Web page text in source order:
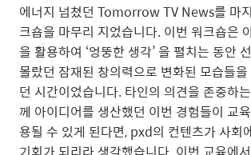
에너지 넘쳤던 Tomorrow TV News를 마
크숍을 마무리 지었습니다. 이번 워크숍은
을 활용하여 ‘엉뚱한 생각’ 을 펼치는 동안
몰랐던 잠재된 창의력으로 변화된 모습들
던 시간이었습니다. 타인의 의견을 존중하
께 아이디어를 생산했던 이번 경험들이 교
용될 수 있게 된다면, pxd의 컨텐츠가 사회